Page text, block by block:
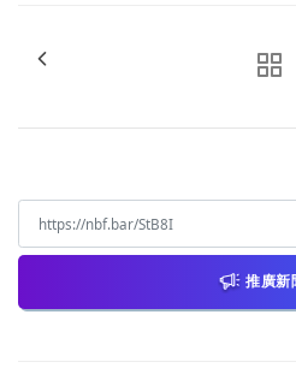
推廣新